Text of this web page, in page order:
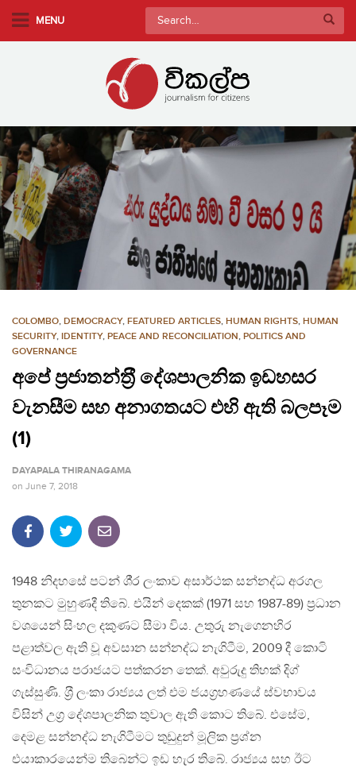
m
a
i
n
c
o
n
e
MENU
Search
for:
COLOMBO, DEMOCRACY, FEATURED ARTICLES, HUMAN RIGHTS, HUMAN
SECURITY, IDENTITY, PEACE AND RECONCILIATION, POLITICS AND
GOVERNANCE
අපේ ප‍්‍රජාතන්ත‍්‍රී දේශපාලනික ඉඩහසර
වැනසීම සහ අනාගතයට එහි ඇති බලපෑම
(1)
DAYAPALA THIRANAGAMA
on June 7, 2018
1948 නිදහසේ පටන් ශී‍්‍ර ලංකාව අසාර්ථක සන්නද්ධ අරගල
තුනකට මුහුණදී තිබේ. එයින් දෙකක් (1971 සහ 1987-89) ප‍්‍රධාන
වශයෙන් සිංහල දකුණට සීමා විය. උතුරු නැගෙනහිර
පළාත්වල ඇති වූ අවසාන සන්නද්ධ නැගිටීම, 2009 දී කොටි
සංවිධානය පරාජයට පත්කරන තෙක්. අවුරුදු තිහක් දිග්
ගැස්සුණි. ශ‍්‍රී ලංකා රාජ්‍යය ලත් එම ජයග‍්‍රහණයේ ස්වභාවය
විසින් උග‍්‍ර දේශපාලනික තුවාල ඇති කොට තිබේ. එසේම,
දෙමළ සන්නද්ධ නැගිටීමට තුඩුදුන් මූලික ප‍්‍රශ්න
එයාකාරයෙන්ම තිබෙන්ට ඉඩ හැර තිබේ. රාජ්‍යය සහ ඊට